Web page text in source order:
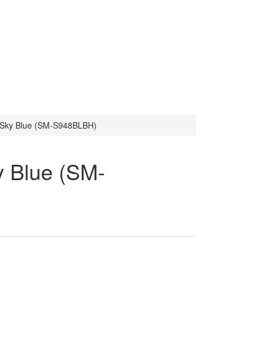
Blue (SM-S948BLBH)
Blue (SM-